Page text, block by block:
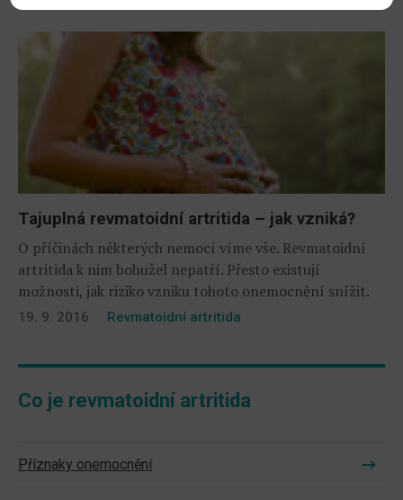
Tajuplná revmatoidní artritida – jak vzniká?
O příčinách některých nemocí víme vše. Revmatoidní
artritida k nim bohužel nepatří. Přesto existují
možnosti, jak riziko vzniku tohoto onemocnění snížit.
19. 9. 2016 Revmatoidní artritida
Co je revmatoidní artritida
Příznaky onemocnění